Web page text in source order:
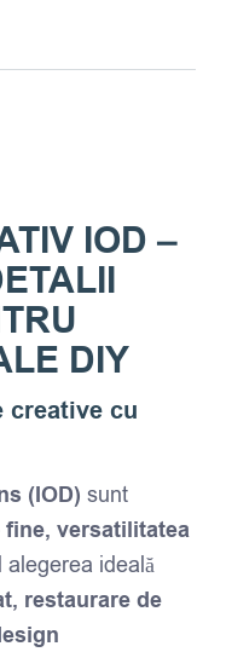
IOD –
DIY
creative cu
(IOD) sunt
versatilitatea
alegerea ideală
restaurare de